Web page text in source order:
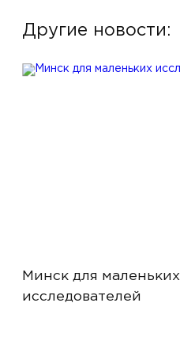
Другие новости:
Минск для маленьких
исследователей